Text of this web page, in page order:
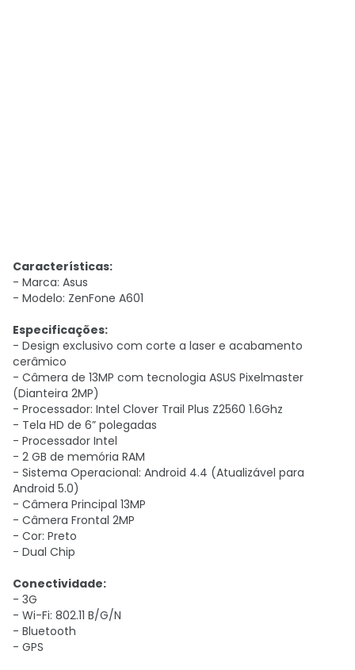
Características:
- Marca: Asus
- Modelo: ZenFone A601
Especificações:
- Design exclusivo com corte a laser e acabamento
cerâmico
- Câmera de 13MP com tecnologia ASUS Pixelmaster
(Dianteira 2MP)
- Processador: Intel Clover Trail Plus Z2560 1.6Ghz
- Tela HD de 6” polegadas
- Processador Intel
- 2 GB de memória RAM
- Sistema Operacional: Android 4.4 (Atualizável para
Android 5.0)
- Câmera Principal 13MP
- Câmera Frontal 2MP
- Cor: Preto
- Dual Chip
Conectividade:
- 3G
- Wi-Fi: 802.11 B/G/N
- Bluetooth
- GPS